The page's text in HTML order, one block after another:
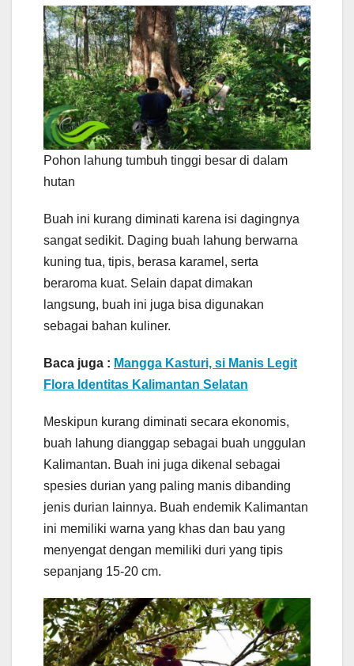
Pohon lahung tumbuh tinggi besar di dalam
hutan
Buah ini kurang diminati karena isi dagingnya
sangat sedikit. Daging buah lahung berwarna
kuning tua, tipis, berasa karamel, serta
beraroma kuat. Selain dapat dimakan
langsung, buah ini juga bisa digunakan
sebagai bahan kuliner.
Baca juga : Mangga Kasturi, si Manis Legit
Flora Identitas Kalimantan Selatan
Meskipun kurang diminati secara ekonomis,
buah lahung dianggap sebagai buah unggulan
Kalimantan. Buah ini juga dikenal sebagai
spesies durian yang paling manis dibanding
jenis durian lainnya. Buah endemik Kalimantan
ini memiliki warna yang khas dan bau yang
menyengat dengan memiliki duri yang tipis
sepanjang 15-20 cm.